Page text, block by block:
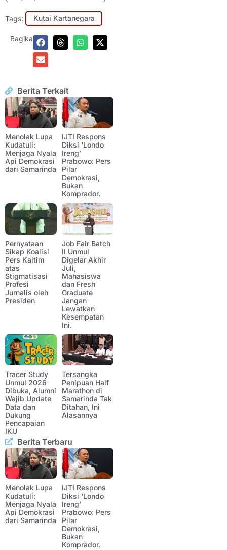
Tags: Kutai Kartanegara
Bagikan:
Berita Terkait
Menolak Lupa
Kudatuli:
Menjaga Nyala
Api Demokrasi
dari Samarinda
IJTI Respons
Diksi ‘Londo
Ireng’
Prabowo: Pers
Pilar
Demokrasi,
Bukan
Komprador.
Pernyataan
Sikap Koalisi
Pers Kaltim
atas
Stigmatisasi
Profesi
Jurnalis oleh
Presiden
Job Fair Batch
II Unmul
Digelar Akhir
Juli,
Mahasiswa
dan Fresh
Graduate
Jangan
Lewatkan
Kesempatan
Ini.
Tracer Study
Unmul 2026
Dibuka, Alumni
Wajib Update
Data dan
Dukung
Pencapaian
IKU
Tersangka
Penipuan Half
Marathon di
Samarinda Tak
Ditahan, Ini
Alasannya
Berita Terbaru
Menolak Lupa
Kudatuli:
Menjaga Nyala
Api Demokrasi
dari Samarinda
IJTI Respons
Diksi ‘Londo
Ireng’
Prabowo: Pers
Pilar
Demokrasi,
Bukan
Komprador.